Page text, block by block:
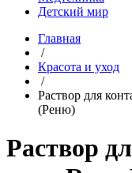
Детский мир
Главная
/
Красота и уход
/
Раствор для
(Реню)
Раствор